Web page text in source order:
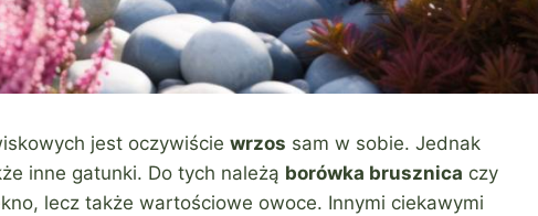
jest oczywiście wrzos sam w sobie. Jednak
inne gatunki. Do tych należą borówka brusznica czy
lecz także wartościowe owoce. Innymi ciekawymi